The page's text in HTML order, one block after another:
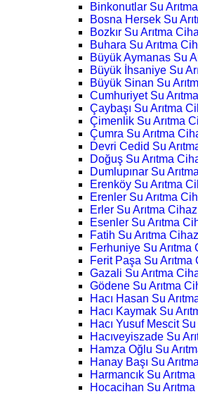
Binkonutlar Su
Bosna Hersek Su
Bozkır Su Arıtma
Buhara Su Arıtma
Büyük Aymanas Su
Büyük İhsaniye Su
Büyük Sinan Su
Cumhuriyet Su
Çaybaşı Su Arıtma
Çimenlik Su Arıtma
Çumra Su Arıtma
Devri Cedid Su
Doğuş Su Arıtma
Dumlupınar Su
Erenköy Su Arıtma
Erenler Su Arıtma
Erler Su Arıtma
Esenler Su Arıtma
Fatih Su Arıtma
Ferhuniye Su Arıtma
Ferit Paşa Su Arıtma
Gazali Su Arıtma
Gödene Su Arıtma
Hacı Hasan Su
Hacı Kaymak Su
Hacı Yusuf Mescit Su
Hacıveyiszade Su
Hamza Oğlu Su
Hanay Başı Su
Harmancık Su Arıtma
Hocacihan Su Arıtma